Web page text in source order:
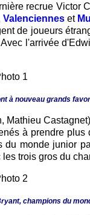
recrue Victor
Valenciennes et
de joueurs
l'arrivée
à nouveau grands
à prendre
monde junior
trois gros du
champions du